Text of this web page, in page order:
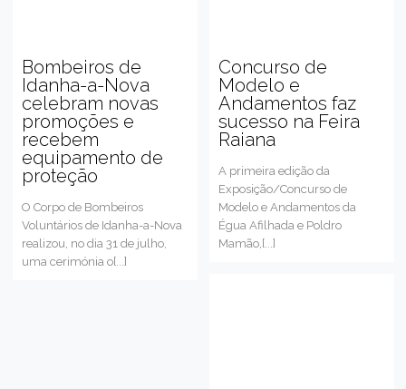
Bombeiros de
Idanha-a-Nova
celebram novas
promoções e
recebem
equipamento de
proteção
O Corpo de Bombeiros
Voluntários de Idanha-a-Nova
realizou, no dia 31 de julho,
uma cerimónia o[...]
Concurso de
Modelo e
Andamentos faz
sucesso na Feira
Raiana
A primeira edição da
Exposição/Concurso de
Modelo e Andamentos da
Égua Afilhada e Poldro
Mamão,[...]